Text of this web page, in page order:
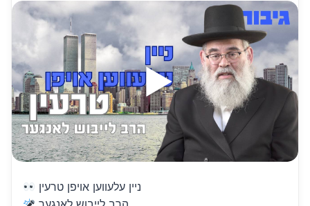
at
s
A
p
p
ai
l
ai
l
ar
e
ניין עלעווען אויפן טרעין